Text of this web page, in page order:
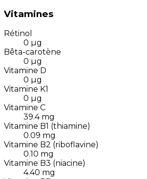
Vitamines
Rétinol
0 µg
Bêta-carotène
0 µg
Vitamine D
0 µg
Vitamine K1
0 µg
Vitamine C
39.4 mg
Vitamine B1 (thiamine)
0.09 mg
Vitamine B2 (riboflavine)
0.10 mg
Vitamine B3 (niacine)
4.40 mg